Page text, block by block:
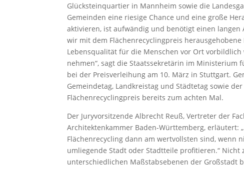
Glücksteinquartier in Mannheim sowie die
Gemeinden eine riesige Chance und eine große
aktivieren, ist aufwändig und benötigt einen
wir mit dem Flächenrecyclingpreis
Lebensqualität für die Menschen vor Ort
nehmen“, sagt die Staatssekretärin im Ministerium
bei der Preisverleihung am 10. März in Stuttgart.
Gemeindetag, Landkreistag und Städtetag sowie
Flächenrecyclingpreis bereits zum achten Mal.
Der Juryvorsitzende Albrecht Reuß, Vertreter der
Architektenkammer Baden-Württemberg, erläutert:
Flächenrecycling dann am wertvollsten sind, wenn
umliegende Stadt oder Stadtteile profitieren.“
unterschiedlichen Maßstabsebenen der Großstadt